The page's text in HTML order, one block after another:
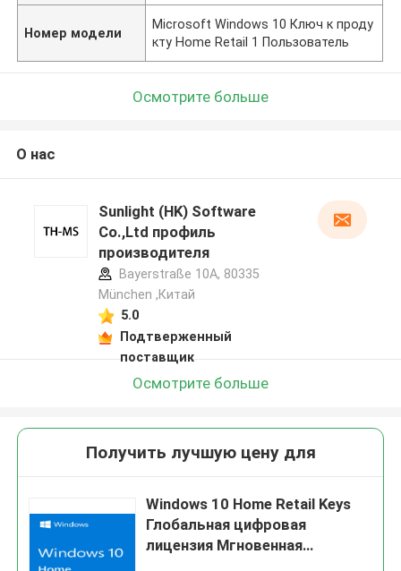
Номер модели
Microsoft Windows 10 Ключ к проду
кту Home Retail 1 Пользователь
Осмотрите больше
О нас
Sunlight (HK) Software
Co.,Ltd профиль
производителя
Bayerstraße 10A, 80335
München ,Китай
5.0
Подтверженный
поставщик
Осмотрите больше
Получить лучшую цену для
Windows 10 Home Retail Keys
Глобальная цифровая
лицензия Мгновенная